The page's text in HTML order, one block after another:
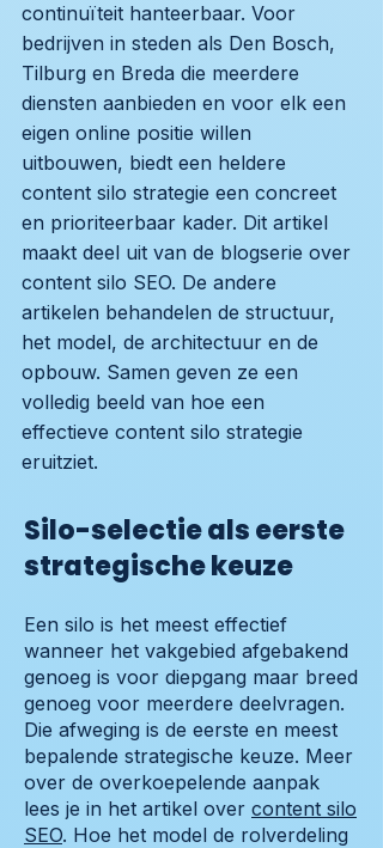
continuïteit hanteerbaar. Voor
bedrijven in steden als Den Bosch,
Tilburg en Breda die meerdere
diensten aanbieden en voor elk een
eigen online positie willen
uitbouwen, biedt een heldere
content silo strategie een concreet
en prioriteerbaar kader. Dit artikel
maakt deel uit van de blogserie over
content silo SEO. De andere
artikelen behandelen de structuur,
het model, de architectuur en de
opbouw. Samen geven ze een
volledig beeld van hoe een
effectieve content silo strategie
eruitziet.
Silo-selectie als eerste
strategische keuze
Een silo is het meest effectief
wanneer het vakgebied afgebakend
genoeg is voor diepgang maar breed
genoeg voor meerdere deelvragen.
Die afweging is de eerste en meest
bepalende strategische keuze. Meer
over de overkoepelende aanpak
lees je in het artikel over content silo
SEO. Hoe het model de rolverdeling